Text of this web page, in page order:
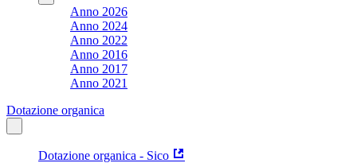
Anno 2026
Anno 2024
Anno 2022
Anno 2016
Anno 2017
Anno 2021
Dotazione organica
Dotazione organica - Sico